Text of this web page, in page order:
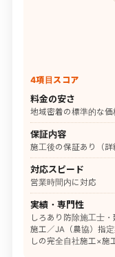
4項目スコア
料金の安さ
地域密着の標準的な価
保証内容
施工後の保証あり（詳
対応スピード
営業時間内に対応
実績・専門性
しろあり防除施工士
施工／JA（農協）指
しの完全自社施工×施